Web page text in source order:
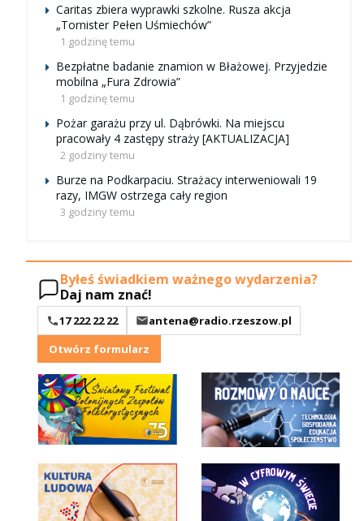
Caritas zbiera wyprawki szkolne. Rusza akcja
„Tornister Pełen Uśmiechów”
1 godzinę temu
Bezpłatne badanie znamion w Błażowej. Przyjedzie
mobilna „Fura Zdrowia”
1 godzinę temu
Pożar garażu przy ul. Dąbrówki. Na miejscu
pracowały 4 zastępy straży [AKTUALIZACJA]
2 godziny temu
Burze na Podkarpaciu. Strażacy interweniowali 19
razy, IMGW ostrzega cały region
3 godziny temu
Byłeś świadkiem ważnego wydarzenia?
Daj nam znać!
17 222 22 22
antena@radio.rzeszow.pl
Otwórz formularz